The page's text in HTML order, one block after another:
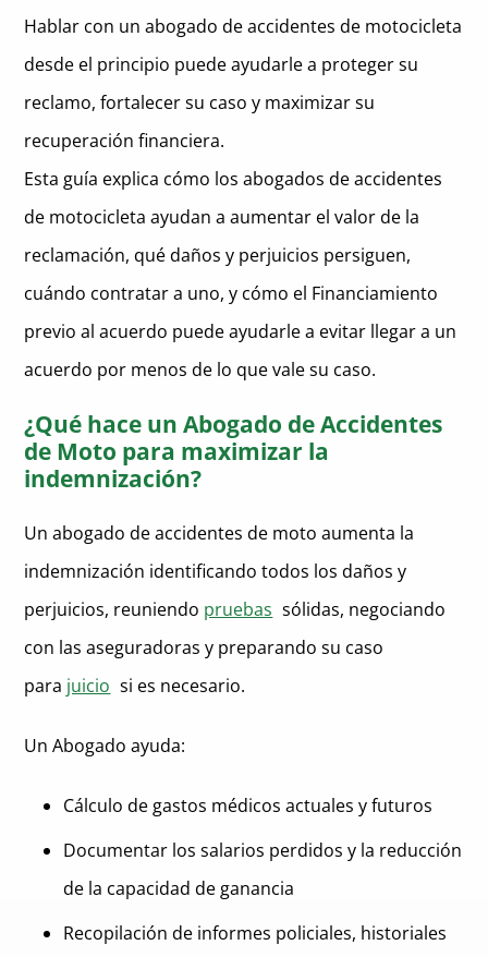
¿Cuándo debo contratar a un abogado tras un accidente de
moto?
¿Puedo negociar un Acuerdo de accidente de moto sin
acuerdo?
Vea si reúne los requisitos para el Financiamiento previo al
Hablar con un abogado de accidentes de motocicleta
desde el principio puede ayudarle a proteger su
reclamo, fortalecer su caso y maximizar su
recuperación financiera.
Esta guía explica cómo los abogados de accidentes
de motocicleta ayudan a aumentar el valor de la
reclamación, qué daños y perjuicios persiguen,
cuándo contratar a uno, y cómo el Financiamiento
previo al acuerdo puede ayudarle a evitar llegar a un
acuerdo por menos de lo que vale su caso.
¿Qué hace un Abogado de Accidentes
de Moto para maximizar la
indemnización?
Un abogado de accidentes de moto aumenta la
indemnización identificando todos los daños y
perjuicios, reuniendo pruebas sólidas, negociando
con las aseguradoras y preparando su caso
para juicio si es necesario.
Un Abogado ayuda:
Cálculo de gastos médicos actuales y futuros
Documentar los salarios perdidos y la reducción
de la capacidad de ganancia
Recopilación de informes policiales, historiales